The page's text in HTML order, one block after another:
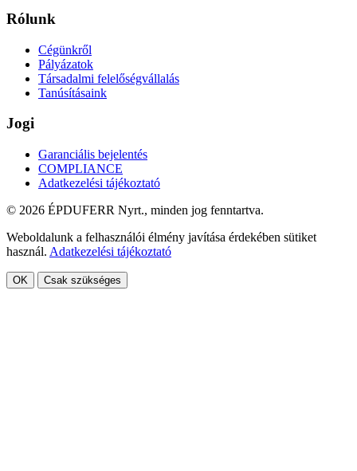
Rólunk
Cégünkről
Pályázatok
Társadalmi felelőségvállalás
Tanúsításaink
Jogi
Garanciális bejelentés
COMPLIANCE
Adatkezelési tájékoztató
© 2026 ÉPDUFERR Nyrt., minden jog fenntartva.
Weboldalunk a felhasználói élmény javítása érdekében sütiket
használ. Adatkezelési tájékoztató
OK Csak szükséges